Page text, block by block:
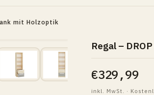
mit Holzoptik
Regal –
€329,99
inkl. MwSt. ·